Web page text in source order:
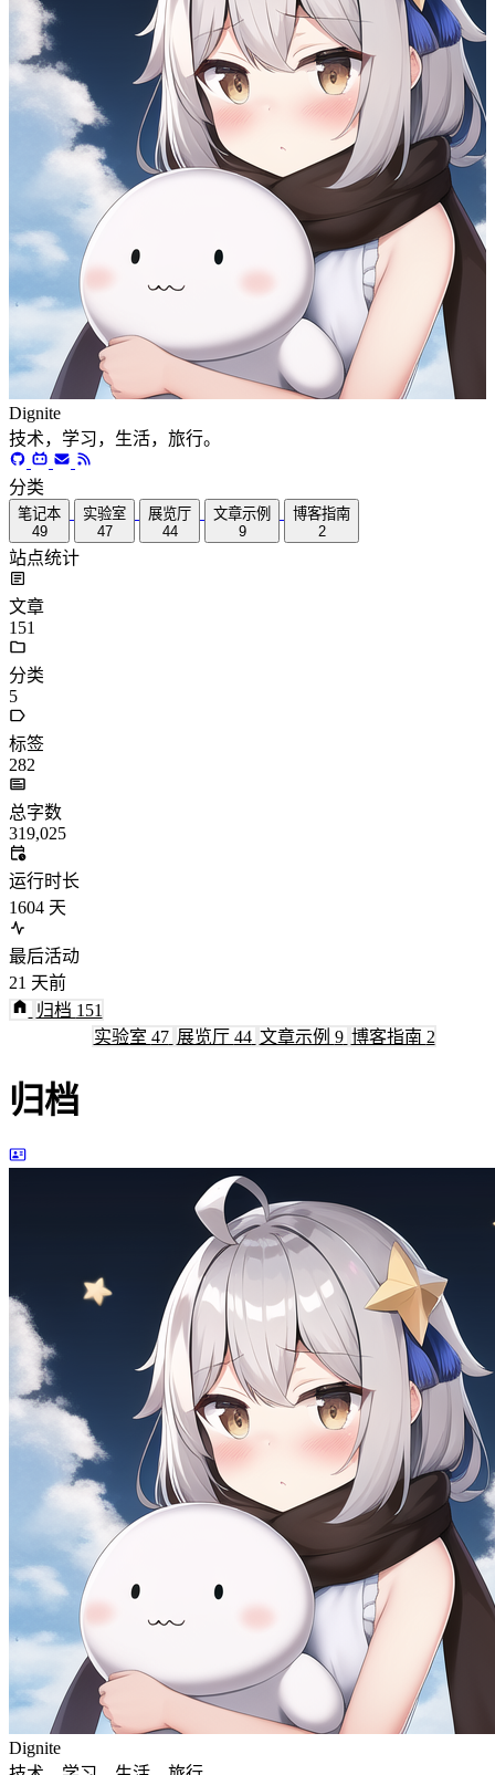
Dignite
技术，学习，生活，旅行。
分类
笔记本
49
实验室
47
展览厅
44
文章示例
9
博客指南
2
站点统计
文章
151
分类
5
标签
282
总字数
319,025
运行时长
1604 天
最后活动
21 天前
归档 151
实验室 47 展览厅 44 文章示例 9 博客指南 2
归档
Dignite